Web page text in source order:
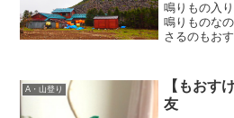
鳴りもの入
鳴りものな
さるのもお
す。この人
れる事がな
うか、どー
A・山登り
【もおす
友